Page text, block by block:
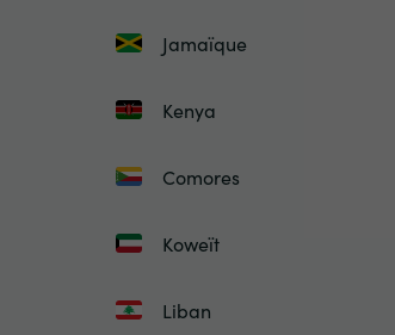
Jamaïque
Kenya
Comores
Koweït
Liban